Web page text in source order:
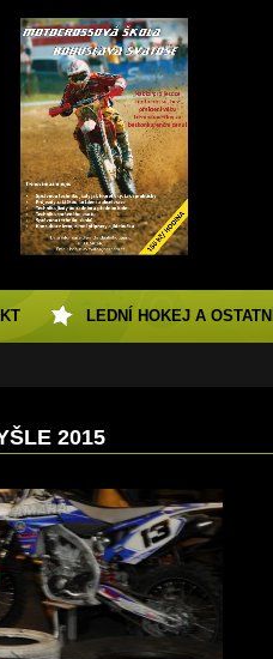
2015
LEDNÍ HOKEJ A OSTATNÍ